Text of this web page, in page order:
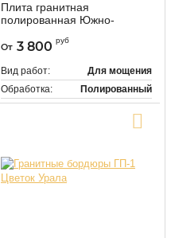
Плита гранитная
полированная Южно-
Артикул: 118478
От 3 800 руб
Вид работ:
Для мощения
Обработка:
Полированный